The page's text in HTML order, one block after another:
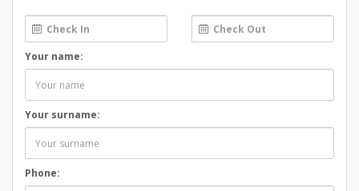
Your name:
Your surname:
Phone: